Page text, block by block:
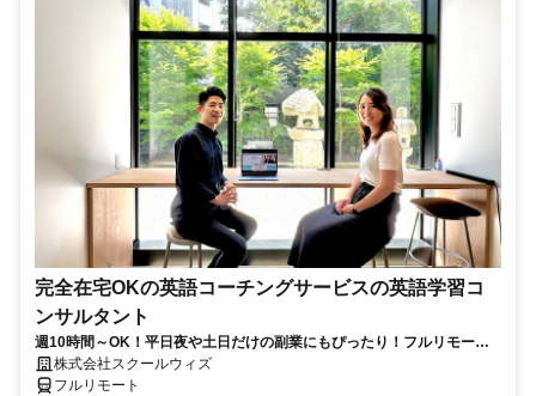
完全在宅OKの英語コーチングサービスの英語学習コ
ンサルタント
週10時間～OK！平日夜や土日だけの副業にもぴったり！フルリモート
OKなので世界のどこからでも働けます！
株式会社スクールウィズ
フルリモート